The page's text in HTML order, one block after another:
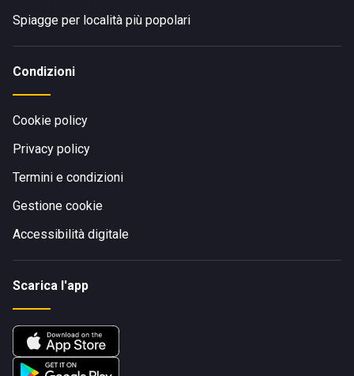
Spiagge per località più popolari
Condizioni
Cookie policy
Privacy policy
Termini e condizioni
Gestione cookie
Accessibilità digitale
Scarica l'app